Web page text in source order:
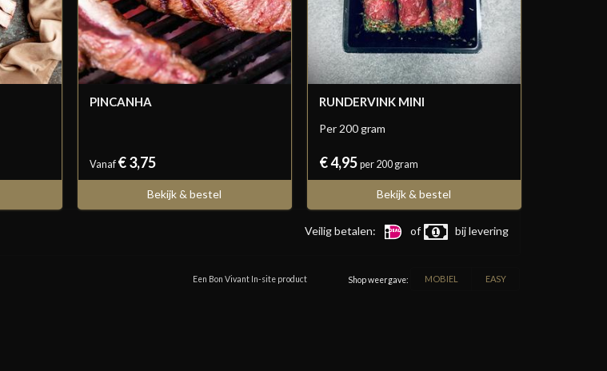
PINCANHA
Vanaf € 3,75
Bekijk & bestel
RUNDERVINK MINI
Per 200 gram
€ 4,95 per 200 gram
Bekijk & bestel
Veilig betalen: of bij levering
Een Bon Vivant In-site product Shop weergave: MOBIEL EASY